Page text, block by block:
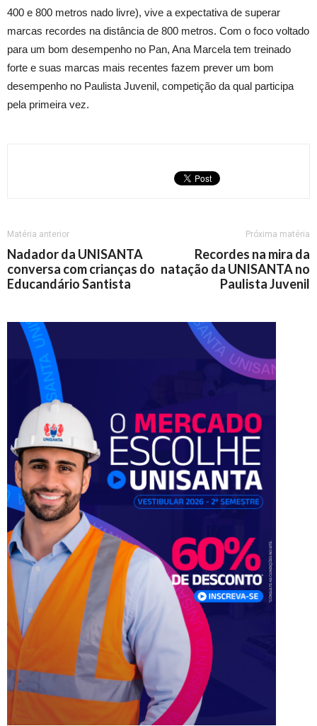
400 e 800 metros nado livre), vive a expectativa de superar
marcas recordes na distância de 800 metros. Com o foco voltado
para um bom desempenho no Pan, Ana Marcela tem treinado
forte e suas marcas mais recentes fazem prever um bom
desempenho no Paulista Juvenil, competição da qual participa
pela primeira vez.
Matéria anterior
Nadador da UNISANTA
conversa com crianças do
Educandário Santista
Próxima matéria
Recordes na mira da
natação da UNISANTA no
Paulista Juvenil